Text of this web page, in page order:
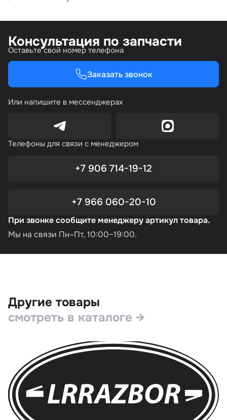
Консультация по запчасти
Оставьте свой номер телефона
Заказать звонок
Или напишите в мессенджерах
Телефоны для связи с менеджером
+7 906 714-19-12
+7 966 060-20-10
При звонке сообщите менеджеру артикул товара.
Мы на связи Пн–Пт, 10:00–19:00.
Другие товары
смотреть в каталоге →